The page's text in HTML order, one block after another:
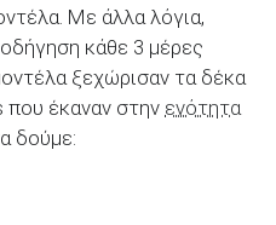
Με άλλα λόγια,
κάθε 3 μέρες
ξεχώρισαν τα δέκα
έκαναν στην ενότητα
δούμε: